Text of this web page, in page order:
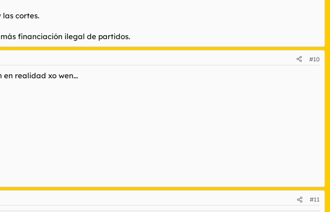
las cortes.
financiación ilegal de partidos.
#10
en realidad xo wen...
#11